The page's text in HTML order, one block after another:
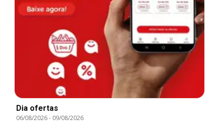
Dia ofertas
06/08/2026- 09/08/2026